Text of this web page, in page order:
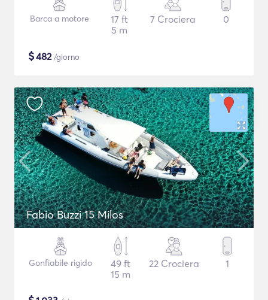
Barca a motore
17 ft
5 m
7 Crociera 0
$482/giorno
Fabio Buzzi 15 Milos
Gonfiabile rigido
49 ft
15 m
22 Crociera 1